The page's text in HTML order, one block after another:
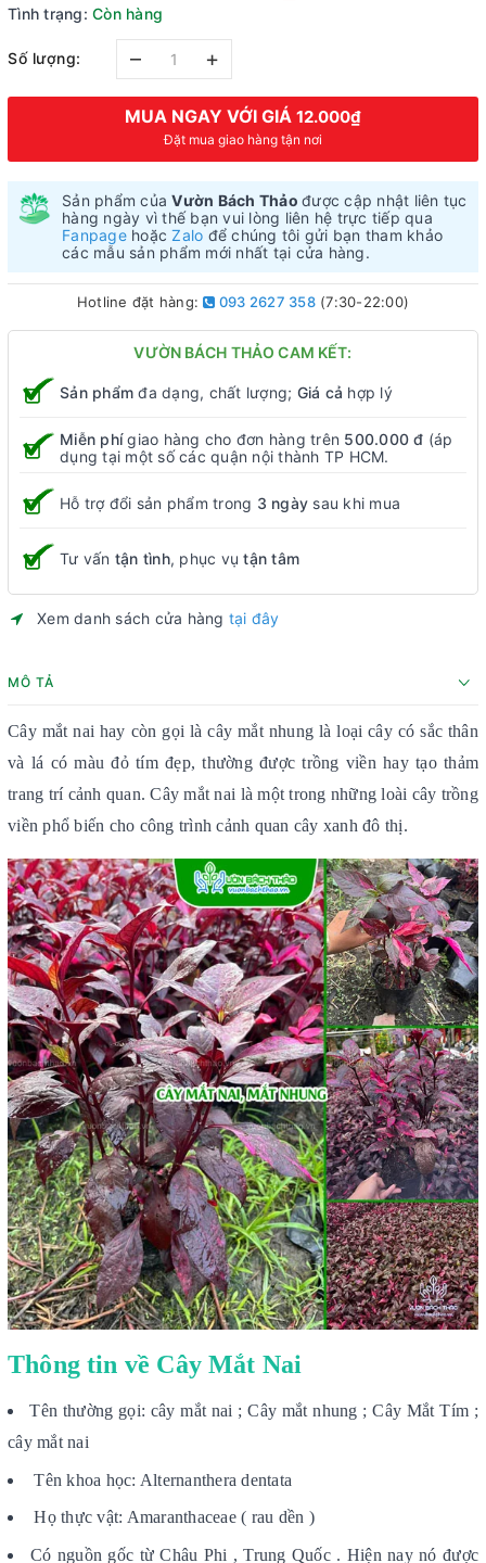
Tình trạng: Còn hàng
Số lượng: – +
MUA NGAY VỚI GIÁ 12.000₫
Đặt mua giao hàng tận nơi
Sản phẩm củaVườn Bách Thảo được cập nhật liên tục
hàng ngày vì thế bạn vui lòng liên hệ trực tiếp qua
FanpagehoặcZalo để chúng tôi gửi bạn tham khảo
các mẫu sản phẩm mới nhất tại cửa hàng.
Hotline đặt hàng: 093 2627 358(7:30-22:00)
VƯỜN BÁCH THẢO CAM KẾT:
Sản phẩm đa dạng, chất lượng; Giá cả hợp lý
Miễn phígiao hàng cho đơn hàng trên 500.000 đ (áp
dụng tại một số các quận nội thành TP HCM.
Hỗ trợ đổi sản phẩm trong 3 ngày sau khi mua
Tư vấn tận tình, phục vụtận tâm
Xem danh sách cửa hàng tại đây
MÔ TẢ
Cây mắt nai hay còn gọi là cây mắt nhung là loại cây có sắc thân
và lá có màu đỏ tím đẹp, thường được trồng viền hay tạo thảm
trang trí cảnh quan. Cây mắt nai là một trong những loài cây trồng
viền phổ biến cho công trình cảnh quan cây xanh đô thị.
Thông tin về Cây Mắt Nai
Tên thường gọi: cây mắt nai ; Cây mắt nhung ; Cây Mắt Tím ;
cây mắt nai
Tên khoa học: Alternanthera dentata
Họ thực vật: Amaranthaceae ( rau dền )
Có nguồn gốc từ Châu Phi , Trung Quốc . Hiện nay nó được